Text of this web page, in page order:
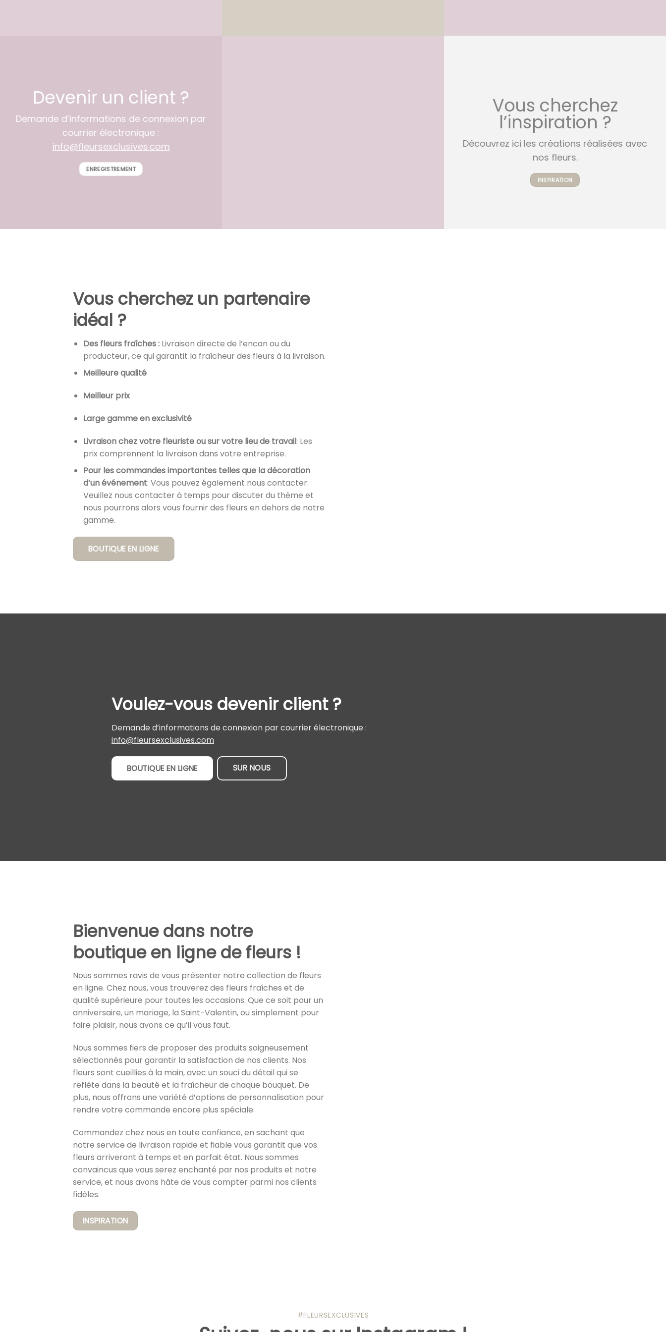
Devenir un client ?
Demande d’informations de connexion par
courrier électronique :
info@fleursexclusives.com
ENREGISTREMENT
Vous cherchez
l’inspiration ?
Découvrez ici les créations réalisées avec
nos fleurs.
INSPIRATION
Vous cherchez un partenaire
idéal ?
Des fleurs fraîches :Livraison directe de l’encan ou du
producteur, ce qui garantit la fraîcheur des fleurs à la livraison.
Meilleure qualité
Meilleur prix
Large gamme en exclusivité
Livraison chez votre fleuriste ou sur votre lieu de travail: Les
prix comprennent la livraison dans votre entreprise.
Pour les commandes importantes telles que la décoration
d’un événement: Vous pouvez également nous contacter.
Veuillez nous contacter à temps pour discuter du thème et
nous pourrons alors vous fournir des fleurs en dehors de notre
gamme.
BOUTIQUE EN LIGNE
Voulez-vous devenir client ?
Demande d’informations de connexion par courrier électronique :
info@fleursexclusives.com
BOUTIQUE EN LIGNE SUR NOUS
Bienvenue dans notre
boutique en ligne de fleurs !
Nous sommes ravis de vous présenter notre collection de fleurs
en ligne. Chez nous, vous trouverez des fleurs fraîches et de
qualité supérieure pour toutes les occasions. Que ce soit pour un
anniversaire, un mariage, la Saint-Valentin, ou simplement pour
faire plaisir, nous avons ce qu’il vous faut.
Nous sommes fiers de proposer des produits soigneusement
sélectionnés pour garantir la satisfaction de nos clients. Nos
fleurs sont cueillies à la main, avec un souci du détail qui se
reflète dans la beauté et la fraîcheur de chaque bouquet. De
plus, nous offrons une variété d’options de personnalisation pour
rendre votre commande encore plus spéciale.
Commandez chez nous en toute confiance, en sachant que
notre service de livraison rapide et fiable vous garantit que vos
fleurs arriveront à temps et en parfait état. Nous sommes
convaincus que vous serez enchanté par nos produits et notre
service, et nous avons hâte de vous compter parmi nos clients
fidèles.
INSPIRATION
#FLEURSEXCLUSIVES